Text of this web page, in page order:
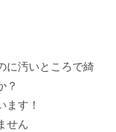
に汚いところで綺
？
す！
せん